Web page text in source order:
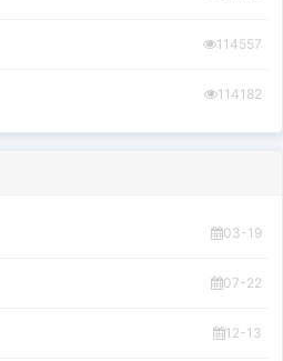
114557
114182
03-19
07-22
12-13